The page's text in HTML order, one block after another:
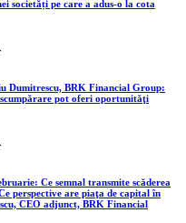
societăți pe care a adus-o la cota
Dumitrescu, BRK Financial Group:
pot oferi oportunităţi
Ce semnal transmite scăderea
perspective are piaţa de capital în
CEO adjunct, BRK Financial